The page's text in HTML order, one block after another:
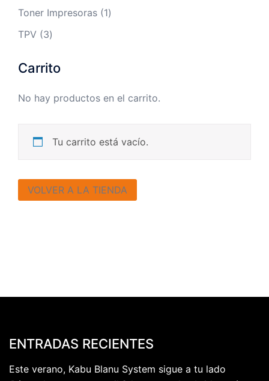
Toner Impresoras 11
TPV 33
Carrito
No hay productos en el carrito.
Tu carrito está vacío.
VOLVER A LA TIENDA
ENTRADAS RECIENTES
Este verano, Kabu Blanu System sigue a tu lado